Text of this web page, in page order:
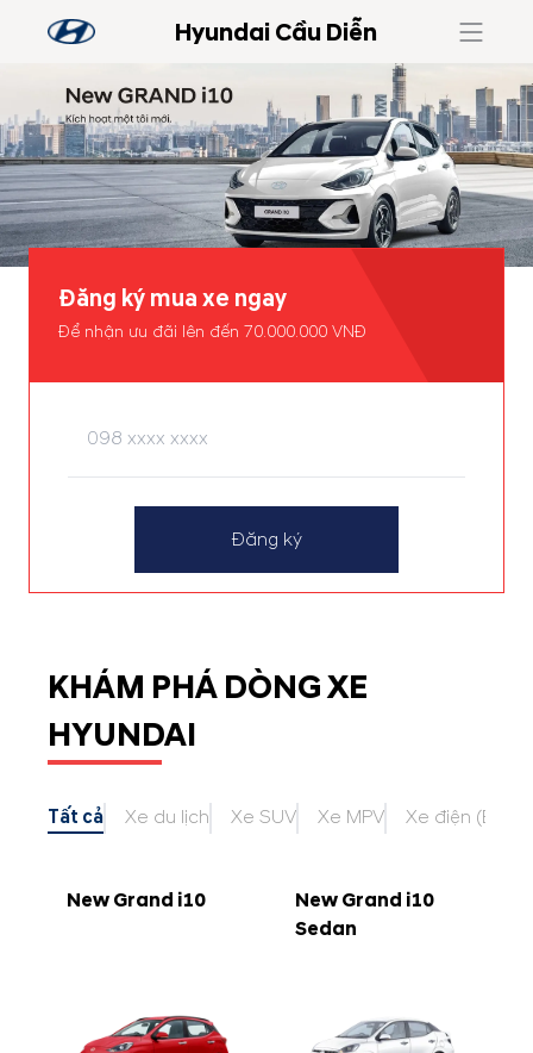
Hyundai Cầu Diễn
Đăng ký mua xe ngay
Để nhận ưu đãi lên đến 70.000.000 VNĐ
Đăng ký
KHÁM PHÁ DÒNG XE
HYUNDAI
Tất cả Xe du lịch Xe SUV Xe MPV Xe điện (EV)
New Grand i10
New Grand i10
Sedan